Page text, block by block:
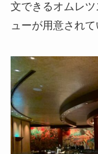
文できるオムレ
ューが用意されて